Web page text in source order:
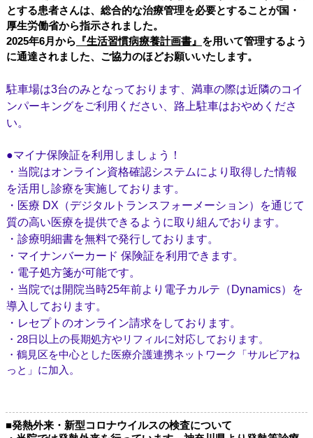
とする患者さんは、総合的な治療管理を必要とすることが国・
厚生労働省から指示されました。
2025年6月から 『生活習慣病療養計画書』 を用いて管理するよう
に通達されました、 ご協力のほどお願いいたします。
駐車場は3台のみとなっております、満車の際は近隣のコイ
ンパーキングをご利用ください、路上駐車はおやめくださ
い。
●マイナ保険証を利用しましょう！
・当院はオンライン資格確認システムにより取得した情報
を活用し診療を実施しております。
・医療 DX（デジタルトランスフォーメーション）を通じて
質の高い医療を提供できるように取り組んでおります。
・診療明細書を無料で発行しております。
・マイナンバーカード 保険証を利用できます。
・電子処方箋が可能です。
・当院では開院当時25年前より電子カルテ（Dynamics）を
導入しております。
・レセプトのオンライン請求をしております。
・28日以上の長期処方やリフィルに対応しております。
・鶴見区を中心とした医療介護連携ネットワーク「サルビアね
っと」に加入。
■発熱外来・新型コロナウイルスの検査について